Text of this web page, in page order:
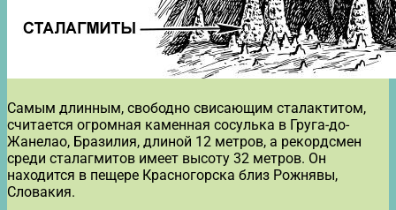
Самым длинным, свободно свисающим сталактитом,
считается огромная каменная сосулька в Груга-до-
Жанелао, Бразилия, длиной 12 метров, а рекордсмен
среди сталагмитов имеет высоту 32 метров. Он
находится в пещере Красногорска близ Рожнявы,
Словакия.